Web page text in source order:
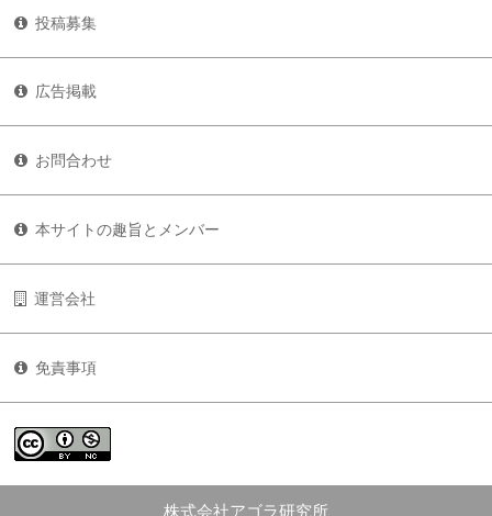
投稿募集
広告掲載
お問合わせ
本サイトの趣旨とメンバー
運営会社
免責事項
株式会社アゴラ研究所